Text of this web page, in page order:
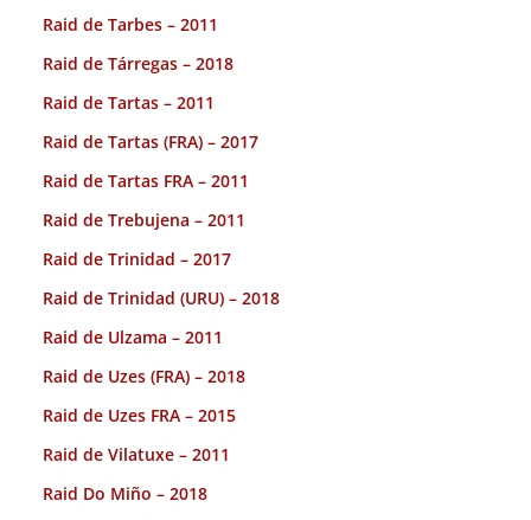
Raid de Tarbes – 2011
Raid de Tárregas – 2018
Raid de Tartas – 2011
Raid de Tartas (FRA) – 2017
Raid de Tartas FRA – 2011
Raid de Trebujena – 2011
Raid de Trinidad – 2017
Raid de Trinidad (URU) – 2018
Raid de Ulzama – 2011
Raid de Uzes (FRA) – 2018
Raid de Uzes FRA – 2015
Raid de Vilatuxe – 2011
Raid Do Miño – 2018